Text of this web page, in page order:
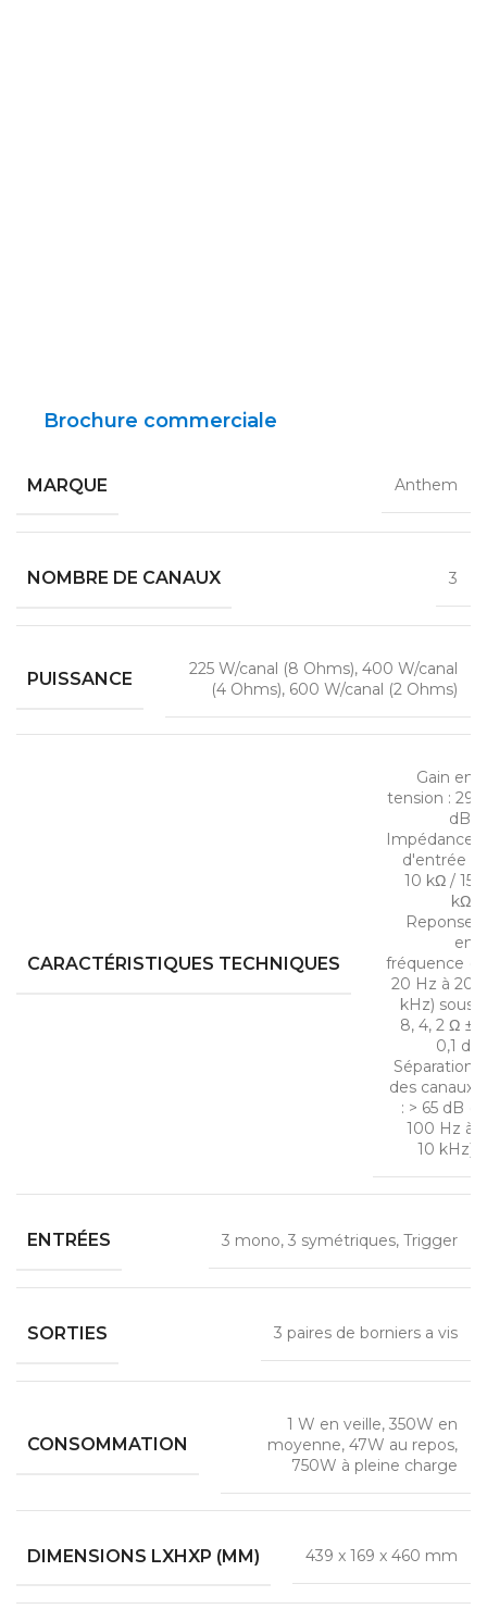
Brochure commerciale
MARQUE Anthem
NOMBRE DE CANAUX 3
PUISSANCE
225 W/canal (8 Ohms), 400 W/canal
(4 Ohms), 600 W/canal (2 Ohms)
CARACTÉRISTIQUES TECHNIQUES
Gain en
tension : 29
dB,
Impédance
d'entrée :
10 kΩ / 15
kΩ,
Reponse
en
fréquence (
20 Hz à 20
kHz) sous
8, 4, 2 Ω ±
0,1 d,
Séparation
des canaux
: > 65 dB (
100 Hz à
10 kHz)
ENTRÉES 3 mono, 3 symétriques, Trigger
SORTIES 3 paires de borniers a vis
CONSOMMATION
1 W en veille, 350W en
moyenne, 47W au repos,
750W à pleine charge
DIMENSIONS LXHXP (MM) 439 x 169 x 460 mm